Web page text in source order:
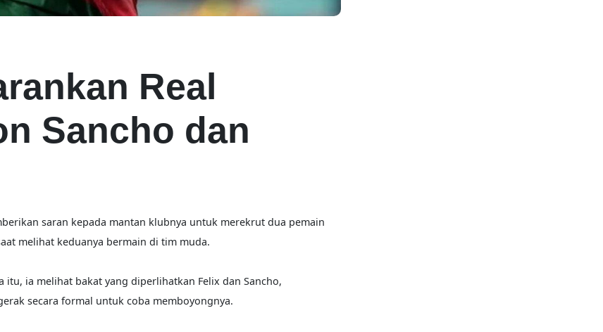
Real
Sancho dan
saran kepada mantan klubnya untuk merekrut dua pemain
melihat keduanya bermain di tim muda.
ia melihat bakat yang diperlihatkan Felix dan Sancho,
secara formal untuk coba memboyongnya.